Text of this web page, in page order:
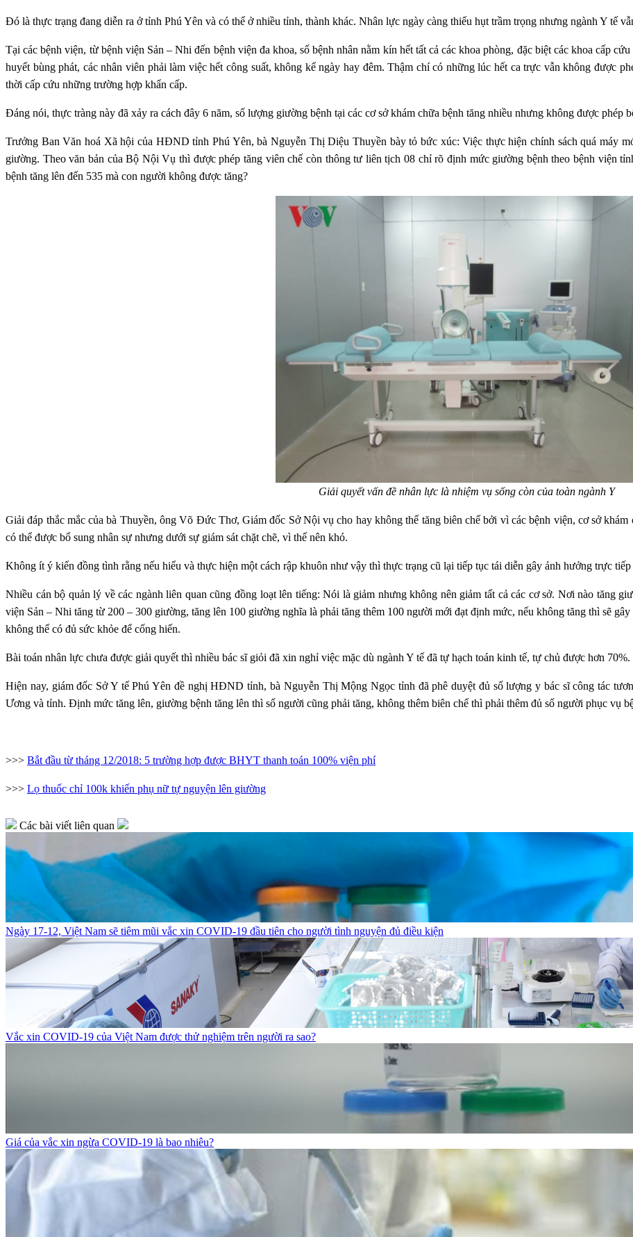
Đó là thực trạng đang diễn ra ở tỉnh Phú Yên và có thể ở nhiều tỉnh, thành khác. Nhân lực ngày càng thiếu hụt trầm trọng nhưng ngành Y tế
Tại các bệnh viện, từ bệnh viện Sản – Nhi đến bệnh viện đa khoa, số bệnh nhân nằm kín hết tất cả các khoa phòng, đặc biệt các khoa cấp
huyết bùng phát, các nhân viên phải làm việc hết công suất, không kể ngày hay đêm. Thậm chí có những lúc hết ca trực vẫn không được
thời cấp cứu những trường hợp khẩn cấp.
Đáng nói, thực tràng này đã xảy ra cách đây 6 năm, số lượng giường bệnh tại các cơ sở khám chữa bệnh tăng nhiều nhưng không được phép
Trưởng Ban Văn hoá Xã hội của HĐND tỉnh Phú Yên, bà Nguyễn Thị Diệu Thuyền bày tỏ bức xúc: Việc thực hiện chính sách quá máy
giường. Theo văn bản của Bộ Nội Vụ thì được phép tăng viên chế còn thông tư liên tịch 08 chỉ rõ định mức giường bệnh theo bệnh viện
bệnh tăng lên đến 535 mà con người không được tăng?
Giải quyết vấn đề nhân lực là nhiệm vụ sống còn của toàn ngành Y
Giải đáp thắc mắc của bà Thuyền, ông Võ Đức Thơ, Giám đốc Sở Nội vụ cho hay không thể tăng biên chế bởi vì các bệnh viện, cơ sở
có thể được bổ sung nhân sự nhưng dưới sự giám sát chặt chẽ, vì thế nên khó.
Không ít ý kiến đồng tình rằng nếu hiểu và thực hiện một cách rập khuôn như vậy thì thực trạng cũ lại tiếp tục tái diễn gây ảnh hưởng trực
Nhiều cán bộ quản lý về các ngành liên quan cũng đồng loạt lên tiếng: Nói là giảm nhưng không nên giảm tất cả các cơ sở. Nơi nào tăng
viện Sản – Nhi tăng từ 200 – 300 giường, tăng lên 100 giường nghĩa là phải tăng thêm 100 người mới đạt định mức, nếu không tăng thì sẽ
không thể có đủ sức khỏe để cống hiến.
Bài toán nhân lực chưa được giải quyết thì nhiều bác sĩ giỏi đã xin nghỉ việc mặc dù ngành Y tế đã tự hạch toán kinh tế, tự chủ được hơn
Hiện nay, giám đốc Sở Y tế Phú Yên đề nghị HĐND tỉnh, bà Nguyễn Thị Mộng Ngọc tỉnh đã phê duyệt đủ số lượng y bác sĩ công tác
Ương và tỉnh. Định mức tăng lên, giường bệnh tăng lên thì số người cũng phải tăng, không thêm biên chế thì phải thêm đủ số người phục vụ
>>> Bắt đầu từ tháng 12/2018: 5 trường hợp được BHYT thanh toán 100% viện phí
>>> Lọ thuốc chỉ 100k khiến phụ nữ tự nguyện lên giường
Các bài viết liên quan
Ngày 17-12, Việt Nam sẽ tiêm mũi vắc xin COVID-19 đầu tiên cho người tình nguyện đủ điều kiện
Vắc xin COVID-19 của Việt Nam được thử nghiệm trên người ra sao?
Giá của vắc xin ngừa COVID-19 là bao nhiêu?